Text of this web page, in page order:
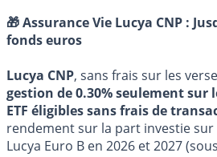
🎁 Assurance Vie Lucya CNP :
fonds euros
Lucya CNP, sans frais sur les
gestion de 0.30% seulement sur
ETF éligibles sans frais de
rendement sur la part investie sur
Lucya Euro B en 2026 et 2027